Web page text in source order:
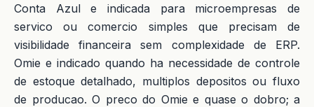
Conta Azul e indicada para microempresas de
servico ou comercio simples que precisam de
visibilidade financeira sem complexidade de ERP.
Omie e indicado quando ha necessidade de controle
de estoque detalhado, multiplos depositos ou fluxo
de producao. O preco do Omie e quase o dobro; a